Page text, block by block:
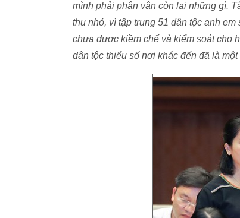
mình phải phân vân còn lại những gì.
thu nhỏ, vì tập trung 51 dân tộc anh
chưa được kiềm chế và kiểm soát cho
dân tộc thiểu số nơi khác đến đã là một